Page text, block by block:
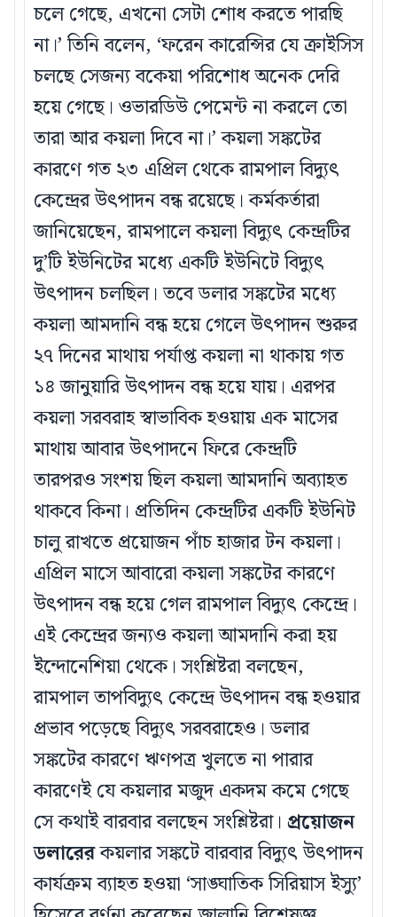
চলে গেছে, এখনো সেটা শোধ করতে পারছি
না।’ তিনি বলেন, ‘ফরেন কারেন্সির যে ক্রাইসিস
চলছে সেজন্য বকেয়া পরিশোধ অনেক দেরি
হয়ে গেছে। ওভারডিউ পেমেন্ট না করলে তো
তারা আর কয়লা দিবে না।’ কয়লা সঙ্কটের
কারণে গত ২৩ এপ্রিল থেকে রামপাল বিদ্যুৎ
কেন্দ্রের উৎপাদন বন্ধ রয়েছে। কর্মকর্তারা
জানিয়েছেন, রামপালে কয়লা বিদ্যুৎ কেন্দ্রটির
দু’টি ইউনিটের মধ্যে একটি ইউনিটে বিদ্যুৎ
উৎপাদন চলছিল। তবে ডলার সঙ্কটের মধ্যে
কয়লা আমদানি বন্ধ হয়ে গেলে উৎপাদন শুরুর
২৭ দিনের মাথায় পর্যাপ্ত কয়লা না থাকায় গত
১৪ জানুয়ারি উৎপাদন বন্ধ হয়ে যায়। এরপর
কয়লা সরবরাহ স্বাভাবিক হওয়ায় এক মাসের
মাথায় আবার উৎপাদনে ফিরে কেন্দ্রটি
তারপরও সংশয় ছিল কয়লা আমদানি অব্যাহত
থাকবে কিনা। প্রতিদিন কেন্দ্রটির একটি ইউনিট
চালু রাখতে প্রয়োজন পাঁচ হাজার টন কয়লা।
এপ্রিল মাসে আবারো কয়লা সঙ্কটের কারণে
উৎপাদন বন্ধ হয়ে গেল রামপাল বিদ্যুৎ কেন্দ্রে।
এই কেন্দ্রের জন্যও কয়লা আমদানি করা হয়
ইন্দোনেশিয়া থেকে। সংশ্লিষ্টরা বলছেন,
রামপাল তাপবিদ্যুৎ কেন্দ্রে উৎপাদন বন্ধ হওয়ার
প্রভাব পড়েছে বিদ্যুৎ সরবরাহেও। ডলার
সঙ্কটের কারণে ঋণপত্র খুলতে না পারার
কারণেই যে কয়লার মজুদ একদম কমে গেছে
সে কথাই বারবার বলছেন সংশ্লিষ্টরা। প্রয়োজন
ডলারেরকয়লার সঙ্কটে বারবার বিদ্যুৎ উৎপাদন
কার্যক্রম ব্যাহত হওয়া ‘সাঙ্ঘাতিক সিরিয়াস ইস্যু’